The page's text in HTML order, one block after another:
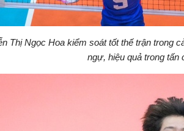
Thị Ngọc Hoa kiểm soát tốt thế trận trong
ngự, hiệu quả trong tấn